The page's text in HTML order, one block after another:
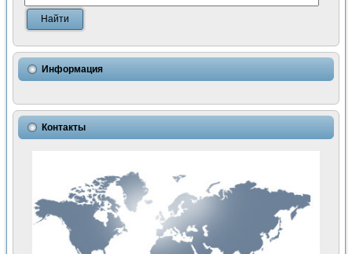
Измерительный преобразователь на основе цифровой
Использование NI LabVIEW для математического
Исследовние возможности создания измерителя ВАХ
Математическое моделирование генератора сигналов -
Применение осциллографического модуля с высоким
Симуляция отклика импульсного радиолокационного
Автоматизация формирования уравнений состояния для
Разработка автоматизированного стенда для измерения
Применение среды LabVIEW для построения картины
Портативная система для определения показателей
Использование LabVIEW для управления источником
Устройство для снятия вольт-амперных характеристик
Передовые научные технологии: нано-, фемто-,
Информация
Контакты